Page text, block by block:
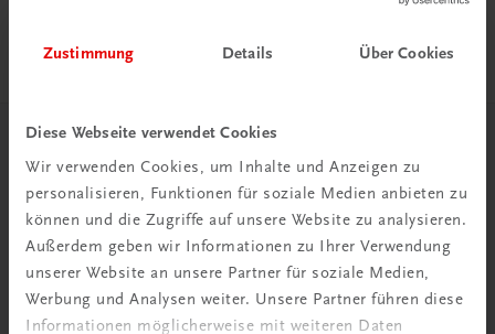
Zustimmung Details Über Cookies
Diese Webseite verwendet Cookies
Wir verwenden Cookies, um Inhalte und Anzeigen zu
personalisieren, Funktionen für soziale Medien anbieten zu
können und die Zugriffe auf unsere Website zu analysieren.
Außerdem geben wir Informationen zu Ihrer Verwendung
unserer Website an unsere Partner für soziale Medien,
Werbung und Analysen weiter. Unsere Partner führen diese
Informationen möglicherweise mit weiteren Daten
Herzlich willkommen bei TRAUNER!
Wir über uns